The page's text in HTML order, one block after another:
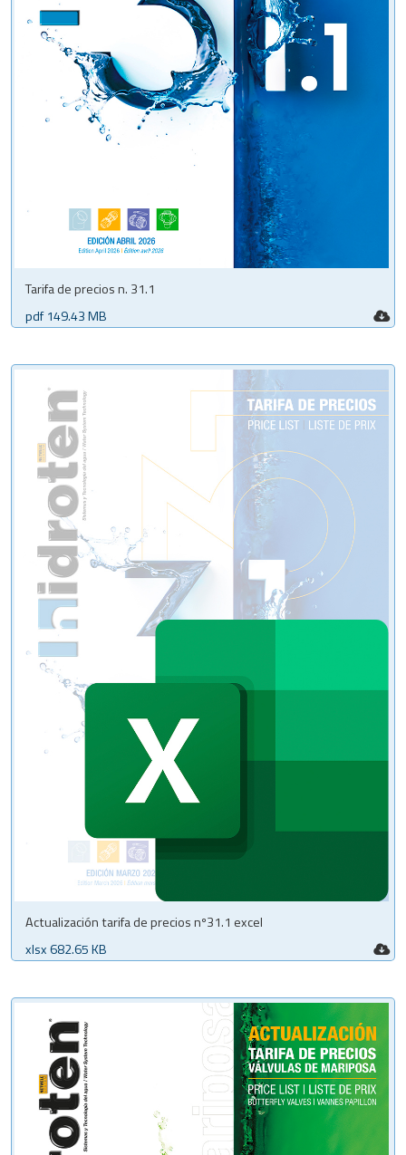
Tarifa de precios n. 31.1
pdf 149.43 MB
Actualización tarifa de precios nº31.1 excel
xlsx 682.65 KB